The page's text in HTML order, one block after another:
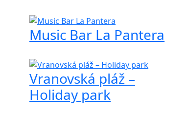
Music Bar La Pantera
Vranovská pláž –
Holiday park